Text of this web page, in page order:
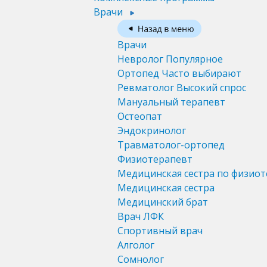
Врачи
Врачи
Невролог Популярное
Ортопед Часто выбирают
Ревматолог Высокий спрос
Мануальный терапевт
Остеопат
Эндокринолог
Травматолог-ортопед
Физиотерапевт
Медицинская сестра по
Медицинская сестра
Медицинский брат
Врач ЛФК
Спортивный врач
Алголог
Сомнолог